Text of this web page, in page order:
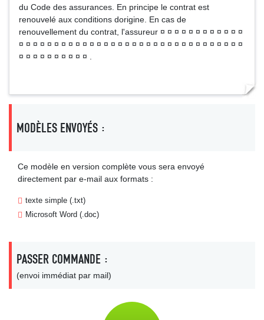
du Code des assurances. En principe le contrat est
renouvelé aux conditions dorigine. En cas de
renouvellement du contrat, l'assureur ¤ ¤ ¤ ¤ ¤ ¤ ¤ ¤ ¤ ¤ ¤ ¤
¤ ¤ ¤ ¤ ¤ ¤ ¤ ¤ ¤ ¤ ¤ ¤ ¤ ¤ ¤ ¤ ¤ ¤ ¤ ¤ ¤ ¤ ¤ ¤ ¤ ¤ ¤ ¤ ¤ ¤ ¤ ¤
¤ ¤ ¤ ¤ ¤ ¤ ¤ ¤ ¤ ¤ .
MODÈLES ENVOYÉS :
Ce modèle en version complète vous sera envoyé
directement par e-mail aux formats :
texte simple (.txt)
Microsoft Word (.doc)
PASSER COMMANDE :
(envoi immédiat par mail)